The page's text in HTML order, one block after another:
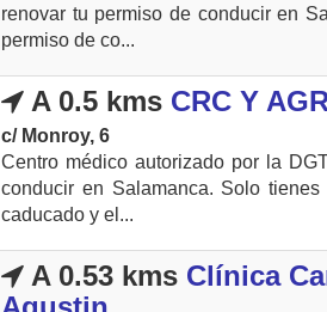
renovar tu permiso de conducir en
permiso de co...
A 0.5 kms CRC Y
c/ Monroy, 6
Centro médico autorizado por la
conducir en Salamanca. Solo
caducado y el...
A 0.53 kms Clínica